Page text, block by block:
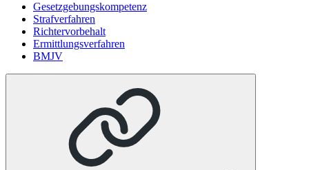
Gesetzgebungskompetenz
Strafverfahren
Richtervorbehalt
Ermittlungsverfahren
BMJV